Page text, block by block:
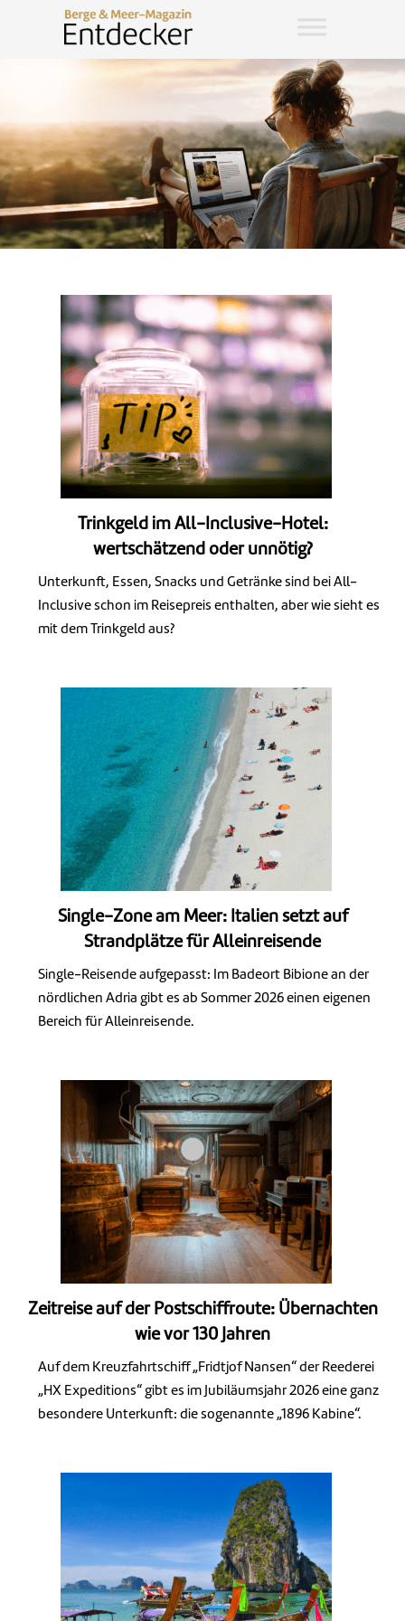
Trinkgeld im All-Inclusive-Hotel:
wertschätzend oder unnötig?
Unterkunft, Essen, Snacks und Getränke sind bei All-
Inclusive schon im Reisepreis enthalten, aber wie sieht es
mit dem Trinkgeld aus?
Single-Zone am Meer: Italien setzt auf
Strandplätze für Alleinreisende
Single-Reisende aufgepasst: Im Badeort Bibione an der
nördlichen Adria gibt es ab Sommer 2026 einen eigenen
Bereich für Alleinreisende.
Zeitreise auf der Postschiffroute: Übernachten
wie vor 130 Jahren
Auf dem Kreuzfahrtschiff „Fridtjof Nansen“ der Reederei
„HX Expeditions“ gibt es im Jubiläumsjahr 2026 eine ganz
besondere Unterkunft: die sogenannte „1896 Kabine“.